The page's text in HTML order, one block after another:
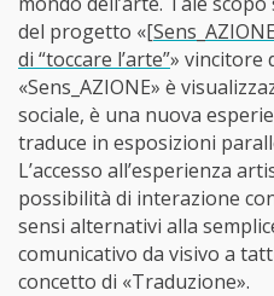
del progetto «
di “toccare l’arte”» vincitore
«Sens_AZIONE» è
sociale, è una nuova
traduce in esposizioni
L’accesso all’esperienza
possibilità di interazione
sensi alternativi alla
comunicativo da visivo a
concetto di «Traduzione».